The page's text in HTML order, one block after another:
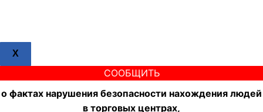
X
СООБЩИТЬ
о фактах нарушения безопасности нахождения людей
в торговых центрах,